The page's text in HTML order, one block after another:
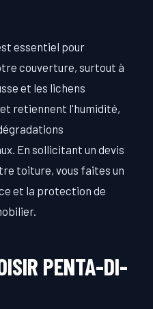
essentiel pour
couverture, surtout à
et les lichens
retiennent l'humidité,
En sollicitant un devis
toiture, vous faites un
et la protection de
PENTA-DI-